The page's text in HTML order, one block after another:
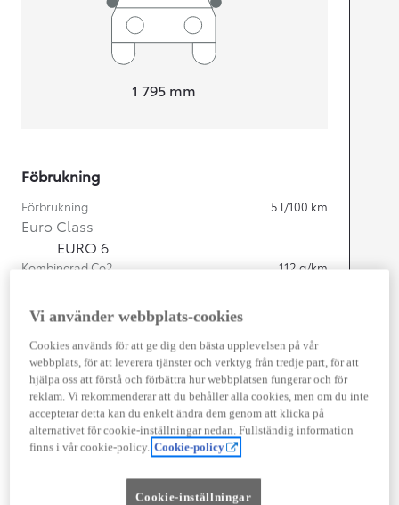
1 795 mm
Föbrukning
Förbrukning 5 l/100 km
Euro Class
EURO 6
Kombinerad Co2 112 g/km
Motor
Cylindrar
Kapacitet
1 798 cc
Effekt
90kw (122 hk)
Prestanda
Acceleration 0-100km/h
Vi använder webbplats-cookies
Cookies används för att ge dig den bästa upplevelsen på vår
webbplats, för att leverera tjänster och verktyg från tredje part, för att
hjälpa oss att förstå och förbättra hur webbplatsen fungerar och för
reklam. Vi rekommenderar att du behåller alla cookies, men om du inte
accepterar detta kan du enkelt ändra dem genom att klicka på
alternativet för cookie-inställningar nedan. Fullständig information
finns i vår cookie-policy. Cookie-policy
Cookie-inställningar